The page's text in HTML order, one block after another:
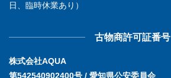
日、臨時休業あり）
古物商許可証番号
株式会社AQUA
第542540902400号 / 愛知県公安委員会